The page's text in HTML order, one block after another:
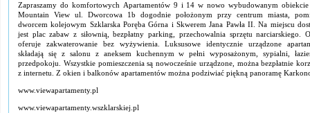
Zapraszamy do komfortowych Apartamentów 9 i 14 w nowo wybudowanym
Mountain View ul. Dworcowa 1b dogodnie położonym przy centrum miasta,
dworcem kolejowym Szklarska Poręba Górna i Skwerem Jana Pawła II. Na miejscu
jest plac zabaw z siłownią, bezpłatny parking, przechowalnia sprzętu narciarskiego.
oferuje zakwaterowanie bez wyżywienia. Luksusowe identycznie urządzone
składają się z salonu z aneksem kuchennym w pełni wyposażonym, sypialni,
przedpokoju. Wszystkie pomieszczenia są nowocześnie urządzone, można bezpłatnie
z internetu. Z okien i balkonów apartamentów można podziwiać piękną panoramę
www.viewapartamenty.pl
www.viewapartamenty.wszklarskiej.pl